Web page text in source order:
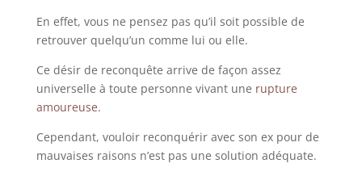
En effet, vous ne pensez pas qu’il soit possible de
retrouver quelqu’un comme lui ou elle.
Ce désir de reconquête arrive de façon assez
universelle à toute personne vivant une rupture
amoureuse.
Cependant, vouloir reconquérir avec son ex pour de
mauvaises raisons n’est pas une solution adéquate.